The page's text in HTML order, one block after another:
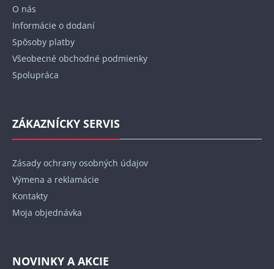
O nás
Informácie o dodaní
Spôsoby platby
Všeobecné obchodné podmienky
Spolupráca
ZÁKAZNÍCKY SERVIS
Zásady ochrany osobných údajov
Výmena a reklamácie
Kontakty
Moja objednávka
NOVINKY A AKCIE